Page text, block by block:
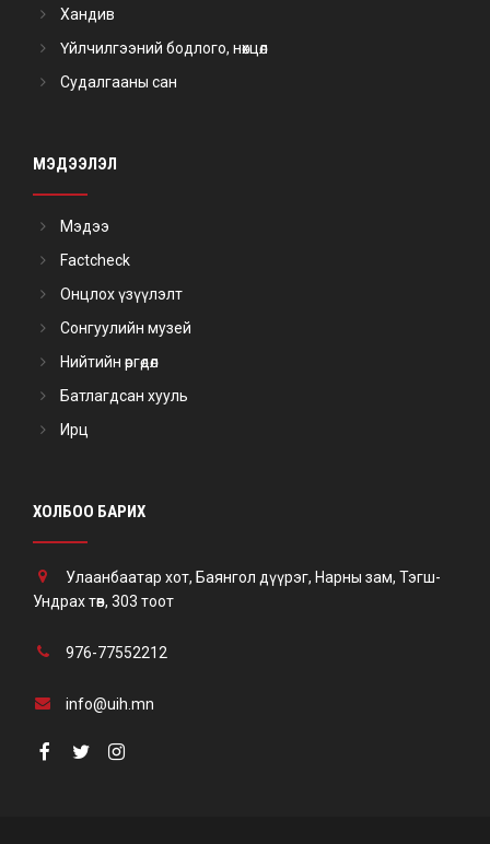
Хандив
Үйлчилгээний бодлого, нөхцөл
Судалгааны сан
МЭДЭЭЛЭЛ
Мэдээ
Factcheck
Онцлох үзүүлэлт
Сонгуулийн музей
Нийтийн өргөдөл
Батлагдсан хууль
Ирц
ХОЛБОО БАРИХ
Улаанбаатар хот, Баянгол дүүрэг, Нарны зам, Тэгш-
Ундрах төв, 303 тоот
976-77552212
info@uih.mn